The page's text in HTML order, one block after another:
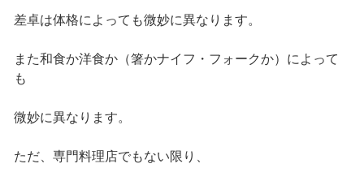
差卓は体格によっても微妙に異なります。
また和食か洋食か（箸かナイフ・フォークか）によって
も
微妙に異なります。
ただ、専門料理店でもない限り、